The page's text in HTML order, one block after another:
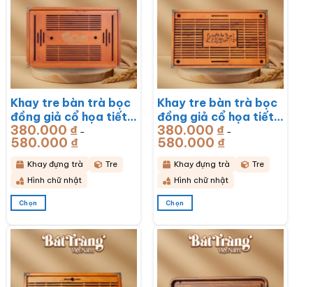
Khay tre bàn trà bọc
đồng giả cổ họa tiết
Rồng Phú Quý
51x33x6cm BT-
KDT17
380.000 ₫ –
580.000 ₫Khoảng
giá:
từ
380.000 ₫
đến
580.000 ₫
Khay đựng trà
Tre
Hình chữ nhật
Chọn
phẩm
biến
Khay tre bàn trà bọc
đồng giả cổ họa tiết
Mã Đáo Thành Công
43x28x6cm BT-
KDT16
380.000 ₫ –
580.000 ₫Khoảng
giá:
từ
380.000 ₫
đến
580.000 ₫
Khay đựng trà
Tre
Hình chữ nhật
Chọn
phẩm